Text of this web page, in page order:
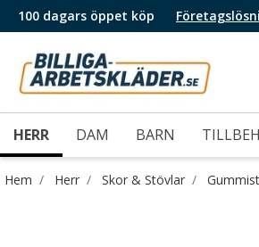
100 dagars öppet köp
HERR DAM BARN
Hem Herr Skor & Stövlar